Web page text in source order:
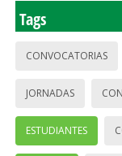
Tags
CONVOCATORIAS
JORNADAS
ESTUDIANTES